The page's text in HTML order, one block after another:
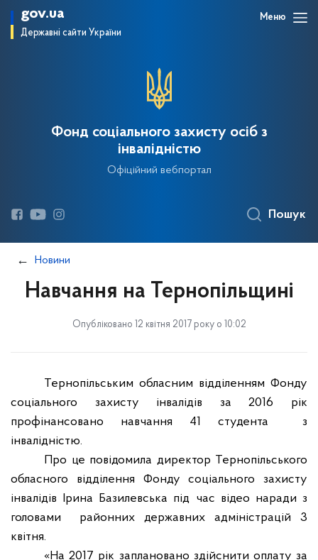
gov.ua
Державні сайти України
Меню
Фонд соціального захисту осіб з
інвалідністю
Офіційний вебпортал
Пошук
Новини
Навчання на Тернопільщині
Опубліковано 12 квітня 2017 року о 10:02
Тернопільським обласним відділенням Фонду
соціального захисту інвалідів за 2016 рік
профінансовано навчання 41 студента з
інвалідністю.
Про це повідомила директор Тернопільського
обласного відділення Фонду соціального захисту
інвалідів Ірина Базилевська під час відео наради з
головами районних державних адміністрацій 3
квітня.
«На 2017 рік заплановано здійснити оплату за